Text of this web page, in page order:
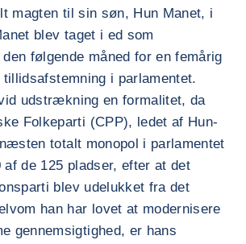
magten til sin søn, Hun Manet, i
blev taget i ed som
følgende måned for en femårig
i parlamentet.
udstrækning en formalitet, da
Folkeparti (CPP), ledet af Hun-
totalt monopol i parlamentet
af de 125 pladser, efter at det
blev udelukket fra det
han har lovet at modernisere
gennemsigtighed, er hans